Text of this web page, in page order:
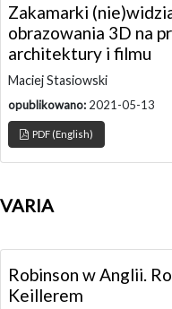
Zakamarki
obrazowania 3D na
architektury i filmu
Maciej Stasiowski
opublikowano: 2021-05-13
PDF (English)
VARIA
Robinson w Anglii.
Keillerem